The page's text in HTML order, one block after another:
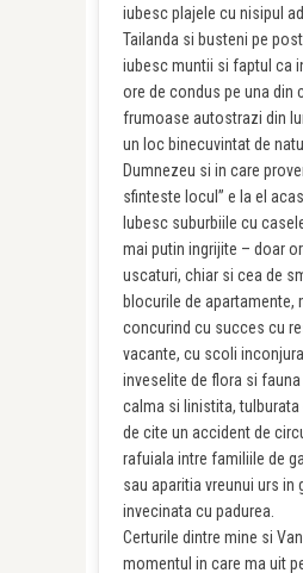
iubesc plajele cu nisipul
Tailanda si busteni pe post
iubesc muntii si faptul ca
ore de condus pe una din
frumoase autostrazi din
un loc binecuvintat de
Dumnezeu si in care
sfinteste locul” e la el
Iubesc suburbiile cu
mai putin ingrijite – doar
uscaturi, chiar si cea de
blocurile de apartamente,
concurind cu succes cu
vacante, cu scoli
inveselite de flora si
calma si linistita, tulburata
de cite un accident de
rafuiala intre familiile de
sau aparitia vreunui urs in
invecinata cu padurea.
Certurile dintre mine si
momentul in care ma uit